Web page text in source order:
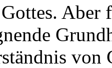
Aber
von